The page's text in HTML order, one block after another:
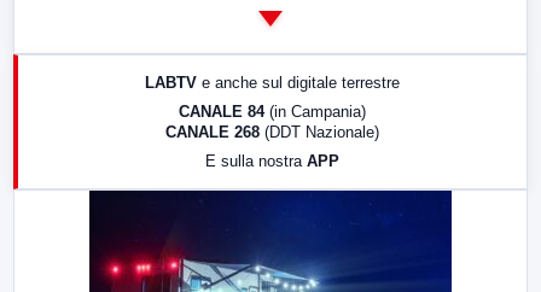
LABTV e anche sul digitale terrestre
CANALE 84 (in Campania)
CANALE 268 (DDT Nazionale)
E sulla nostra APP